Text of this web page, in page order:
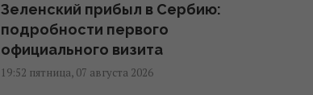
Зеленский прибыл в Сербию:
подробности первого
официального визита
19:52 пятница, 07 августа 2026